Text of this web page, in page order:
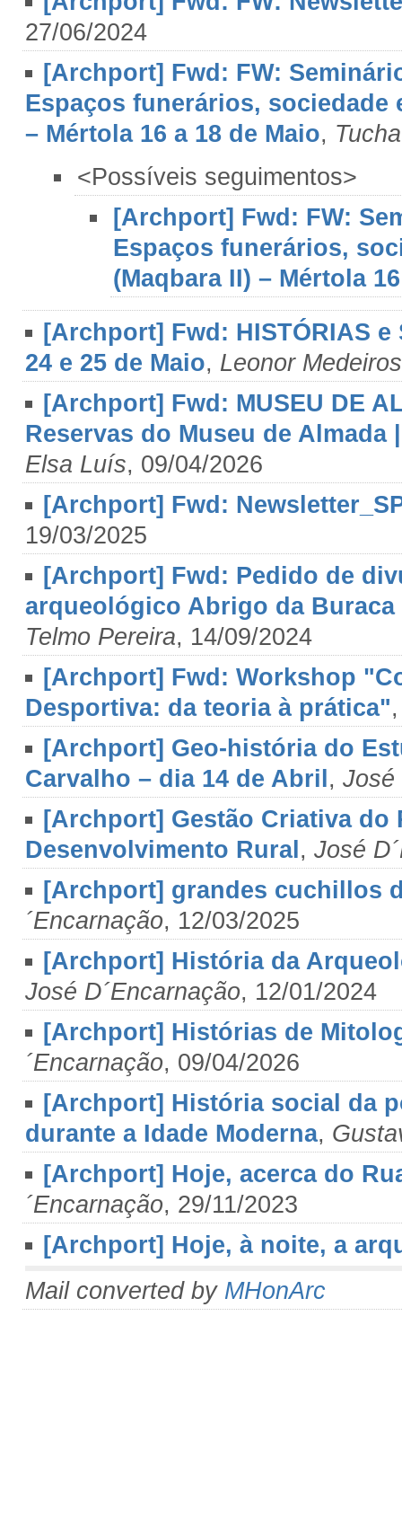
27/06/2024
[Archport] Fwd: FW:
Espaços funerários, sociedade
– Mértola 16 a 18 de Maio,
<Possíveis seguimentos>
[Archport] Fwd: FW:
Espaços funerários,
(Maqbara II) – Mértola
[Archport] Fwd: HISTÓRIAS
24 e 25 de Maio, Leonor Medeiros
[Archport] Fwd: MUSEU DE
Reservas do Museu de Almada
Elsa Luís, 09/04/2026
[Archport] Fwd:
19/03/2025
[Archport] Fwd: Pedido de
arqueológico Abrigo da Buraca
Telmo Pereira, 14/09/2024
[Archport] Fwd: Workshop
Desportiva: da teoria à prática"
[Archport] Geo-história do
Carvalho – dia 14 de Abril , José
[Archport] Gestão Criativa
Desenvolvimento Rural , José
[Archport] grandes cuchillos
´Encarnação, 12/03/2025
[Archport] História da
José D´Encarnação, 12/01/2024
[Archport] Histórias de
´Encarnação, 09/04/2026
[Archport] História social da
durante a Idade Moderna,
[Archport] Hoje, acerca do
´Encarnação, 29/11/2023
[Archport] Hoje, à noite, a
Mail converted by MHonArc